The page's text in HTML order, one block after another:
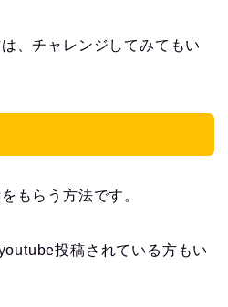
、チャレンジしてみてもい
もらう方法です。
投稿されている方もい